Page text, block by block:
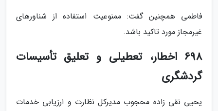
فاطمی همچنین گفت: ممنوعیت استفاده از شناورهای
غیرمجاز مورد تاکید باشد.
698 اخطار، تعطیلی و تعلیق تأسیسات
گردشگری
یحیی نقی زاده محجوب مدیرکل نظارت و ارزیابی خدمات